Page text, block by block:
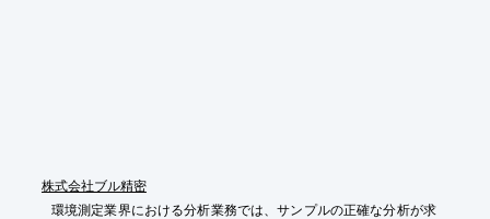
株式会社ブル精密
環境測定業界における分析業務では、サンプルの正確な分析が求